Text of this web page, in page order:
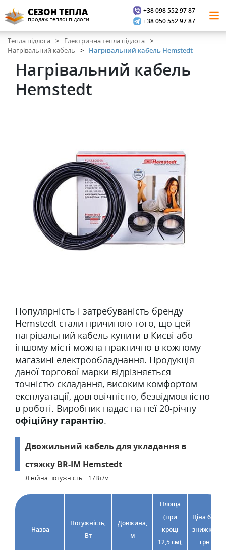
СЕЗОН ТЕПЛА
продаж теплої підлоги
+38 098 552 97 87
+38 050 552 97 87
Тепла підлога
Електрична тепла підлога
Нагрівальний кабель
Нагрівальний кабель Hemstedt
Нагрівальний кабель
Hemstedt
Популярність і затребуваність бренду
Hemstedt стали причиною того, що цей
нагрівальний кабель купити в Києві або
іншому місті можна практично в кожному
магазині електрообладнання. Продукція
даної торгової марки відрізняється
точністю складання, високим комфортом
експлуатації, довговічністю, безвідмовністю
в роботі. Виробник надає на неї 20-річну
офіційну гарантію.
Двожильний кабель для укладання в
стяжку BR-IM Hemstedt
Лінійна потужність – 17Вт/м
Назва
Потужність,
Вт
Довжина,
м
Площа
(при
кроці
12,5 см),
Ціна без
знижки,
грн